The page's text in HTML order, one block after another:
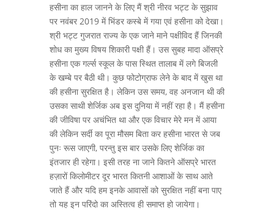
हसीना का हाल जानने के लिए मैं श्री नीरव भट्ट के सुझाव
पर नवंबर 2019 में भिंडर कस्बे में गया एवं हसीना को देखा।
श्री भट्ट गुजरात राज्य के एक जाने माने पक्षीविद हैं जिनकी
शोध का मुख्य विषय शिकारी पक्षी हैं। उस सुबह मादा ऑसप्रे
हसीना एक गर्ल्स स्कूल के पास स्थित तालाब में लगे बिजली
के खम्बे पर बैठी थी। कुछ फोटोग्राफ लेने के बाद में खुस था
की हसीना सुरक्षित है। लेकिन उस समय, वह अनजान थी की
उसका साथी शेर्जिक अब इस दुनिया में नहीं रहा है। मैं हसीना
की जीविषा पर अचंभित था और एक विचार मेरे मन में आया
की लेकिन सर्दी का पूरा मौसम बिता कर हसीना भारत से जब
पुनः रूस जाएगी, परन्तु इस बार उसके लिए शेर्जिक का
इंतजार ही रहेगा। इसी तरह ना जाने कितने ऑसप्रे भारत
हज़ारों किलोमीटर दूर भारत कितनी आशाओं के साथ आते
जाते हैं और यदि हम इनके आवासों को सुरक्षित नहीं बना पाए
तो यह इन परिंदो का अस्तित्व ही समाप्त हो जायेगा।